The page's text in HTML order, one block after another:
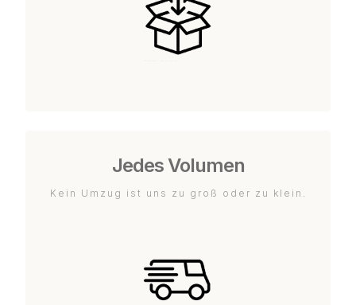
Jedes Volumen
Kein Umzug ist uns zu groß oder zu klein.